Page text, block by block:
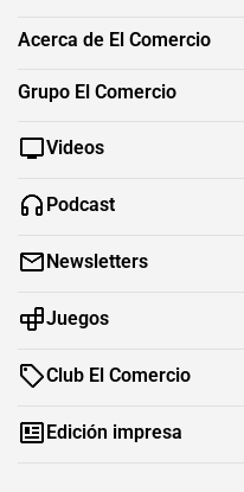
Acerca de El Comercio
Grupo El Comercio
Videos
Podcast
Newsletters
Juegos
Club El Comercio
Edición impresa